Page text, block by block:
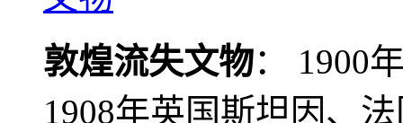
敦煌流失文物： 1900
1908年英国斯坦因、